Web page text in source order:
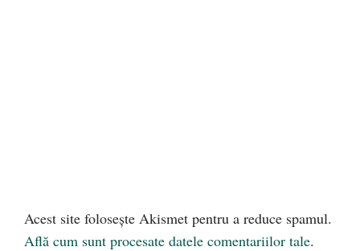
Acest site folosește Akismet pentru a reduce spamul.
Află cum sunt procesate datele comentariilor tale.